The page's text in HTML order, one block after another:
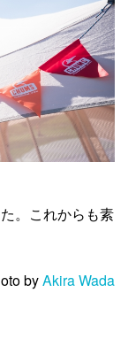
。これからも素
byAkira Wada